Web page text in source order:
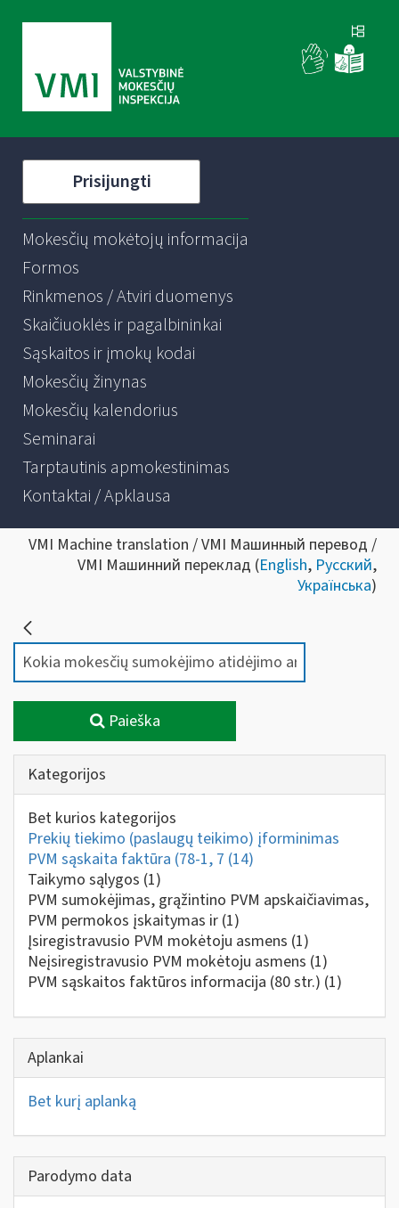
Prisijungti
Mokesčių mokėtojų informacija
Formos
Rinkmenos / Atviri duomenys
Skaičiuoklės ir pagalbininkai
Sąskaitos ir įmokų kodai
Mokesčių žinynas
Mokesčių kalendorius
Seminarai
Tarptautinis apmokestinimas
Kontaktai / Apklausa
VMI Machine translation / VMI Машинный перевод /
VMI Машинний переклад (English, Русский,
Українська)
Paieška
Kategorijos
Bet kurios kategorijos
Prekių tiekimo (paslaugų teikimo) įforminimas
PVM sąskaita faktūra (78-1, 7 (14)
Taikymo sąlygos (1)
PVM sumokėjimas, grąžintino PVM apskaičiavimas,
PVM permokos įskaitymas ir (1)
Įsiregistravusio PVM mokėtoju asmens (1)
Neįsiregistravusio PVM mokėtoju asmens (1)
PVM sąskaitos faktūros informacija (80 str.) (1)
Aplankai
Bet kurį aplanką
Parodymo data